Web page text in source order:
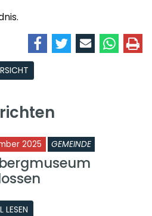
2025 GEMEINDE
LESEN